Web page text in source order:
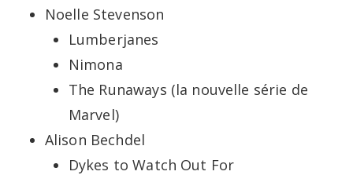
Noelle Stevenson
Lumberjanes
Nimona
The Runaways (la nouvelle série de
Marvel)
Alison Bechdel
Dykes to Watch Out For